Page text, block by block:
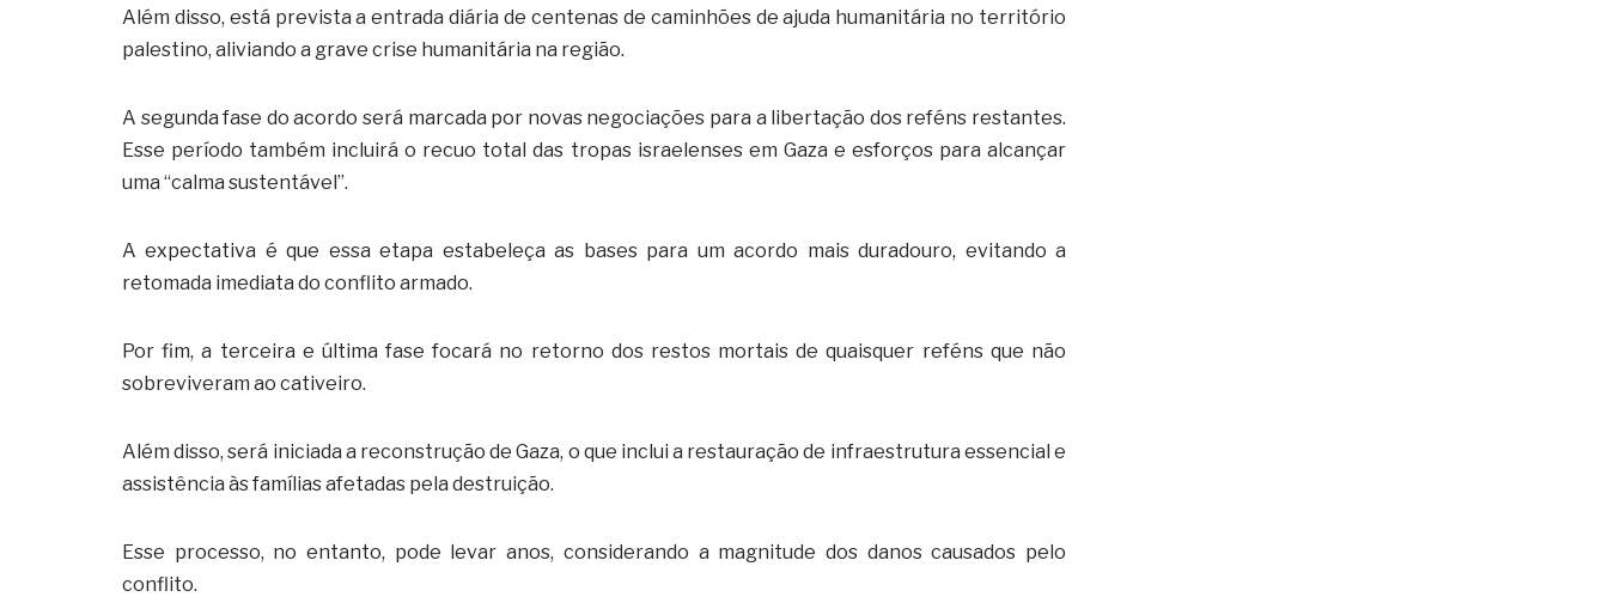
Além disso, está prevista a entrada diária de centenas de caminhões de ajuda humanitária no território
palestino, aliviando a grave crise humanitária na região.
A segunda fase do acordo será marcada por novas negociações para a libertação dos reféns restantes.
Esse período também incluirá o recuo total das tropas israelenses em Gaza e esforços para alcançar
uma “calma sustentável”.
A expectativa é que essa etapa estabeleça as bases para um acordo mais duradouro, evitando a
retomada imediata do conflito armado.
Por fim, a terceira e última fase focará no retorno dos restos mortais de quaisquer reféns que não
sobreviveram ao cativeiro.
Além disso, será iniciada a reconstrução de Gaza, o que inclui a restauração de infraestrutura essencial e
assistência às famílias afetadas pela destruição.
Esse processo, no entanto, pode levar anos, considerando a magnitude dos danos causados pelo
conflito.